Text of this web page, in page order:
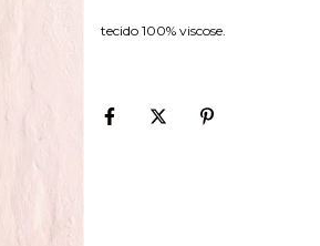
tecido 100% viscose.